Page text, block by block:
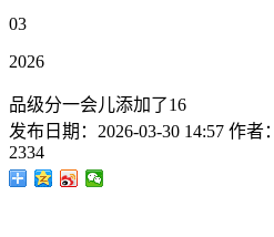
03
2026
品级分一会儿添加了16
发布日期： 2026-03-30 14:57 作者：
2334